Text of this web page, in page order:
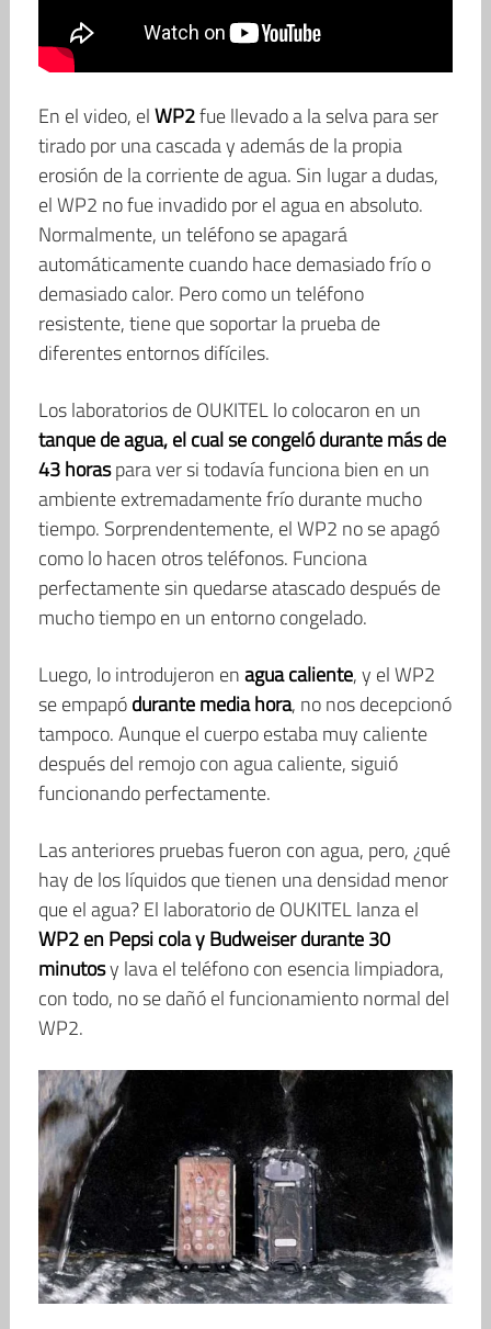
En el video, elWP2fue llevado a la selva para ser
tirado por una cascada y además de la propia
erosión de la corriente de agua. Sin lugar a dudas,
el WP2 no fue invadido por el agua en absoluto.
Normalmente, un teléfono se apagará
automáticamente cuando hace demasiado frío o
demasiado calor. Pero como un teléfono
resistente, tiene que soportar la prueba de
diferentes entornos difíciles.
Los laboratorios de OUKITEL lo colocaron en un
tanque de agua, el cual se congeló durante más de
43 horaspara ver si todavía funciona bien en un
ambiente extremadamente frío durante mucho
tiempo. Sorprendentemente, el WP2 no se apagó
como lo hacen otros teléfonos. Funciona
perfectamente sin quedarse atascado después de
mucho tiempo en un entorno congelado.
Luego, lo introdujeron enagua caliente, y el WP2
se empapódurante media hora, no nos decepcionó
tampoco. Aunque el cuerpo estaba muy caliente
después del remojo con agua caliente, siguió
funcionando perfectamente.
Las anteriores pruebas fueron con agua, pero, ¿qué
hay de los líquidos que tienen una densidad menor
que el agua? El laboratorio de OUKITEL lanza el
WP2 en Pepsi cola y Budweiser durante 30
minutosy lava el teléfono con esencia limpiadora,
con todo, no se dañó el funcionamiento normal del
WP2.